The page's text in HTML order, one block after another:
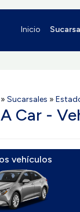
Inicio
» Sucarsales »
Car -
vehículos